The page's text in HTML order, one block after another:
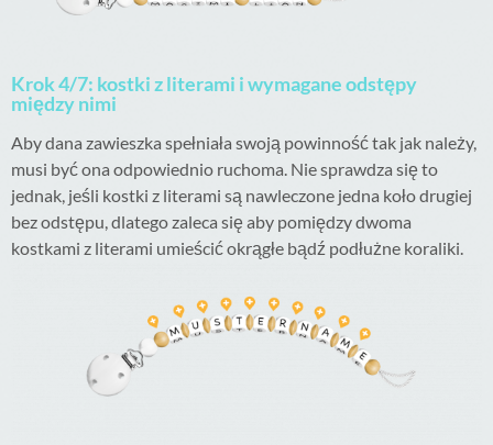
Krok 4/7: kostki z literami i wymagane odstępy
między nimi
Aby dana zawieszka spełniała swoją powinność tak jak należy,
musi być ona odpowiednio ruchoma. Nie sprawdza się to
jednak, jeśli kostki z literami są nawleczone jedna koło drugiej
bez odstępu, dlatego zaleca się aby pomiędzy dwoma
kostkami z literami umieścić okrągłe bądź podłużne koraliki.